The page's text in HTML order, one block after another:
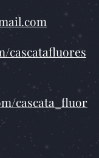
cascatafluores
cascata_fluor